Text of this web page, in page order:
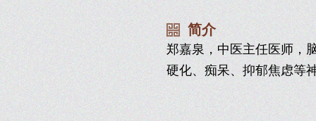
简介
郑嘉泉，中医主任医师，
硬化、痴呆、抑郁焦虑等